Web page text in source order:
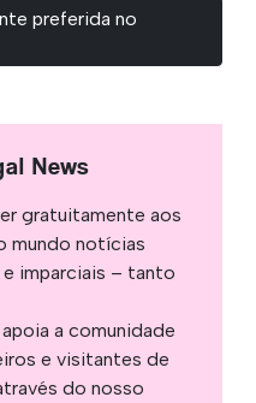
preferida no
News
gratuitamente aos
mundo notícias
imparciais – tanto
a comunidade
e visitantes de
do nosso